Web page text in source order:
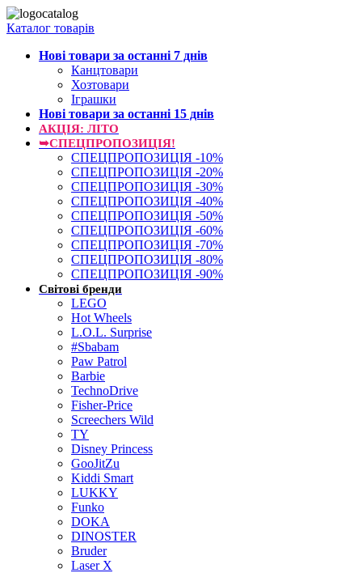
Каталог товарів
Нові товари за останнi 7 днiв
Канцтовари
Хозтовари
Іграшки
Нові товари за останнi 15 днiв
АКЦІЯ: ЛІТО
➥СПЕЦПРОПОЗИЦІЯ!
СПЕЦПРОПОЗИЦІЯ -10%
СПЕЦПРОПОЗИЦІЯ -20%
СПЕЦПРОПОЗИЦІЯ -30%
СПЕЦПРОПОЗИЦІЯ -40%
СПЕЦПРОПОЗИЦІЯ -50%
СПЕЦПРОПОЗИЦІЯ -60%
СПЕЦПРОПОЗИЦІЯ -70%
СПЕЦПРОПОЗИЦІЯ -80%
СПЕЦПРОПОЗИЦІЯ -90%
Світові бренди
LEGO
Hot Wheels
L.O.L. Surprise
#Sbabam
Paw Patrol
Barbie
TechnoDrive
Fisher-Price
Screechers Wild
TY
Disney Princess
GooJitZu
Kiddi Smart
LUKKY
Funko
DOKA
DINOSTER
Bruder
Laser X